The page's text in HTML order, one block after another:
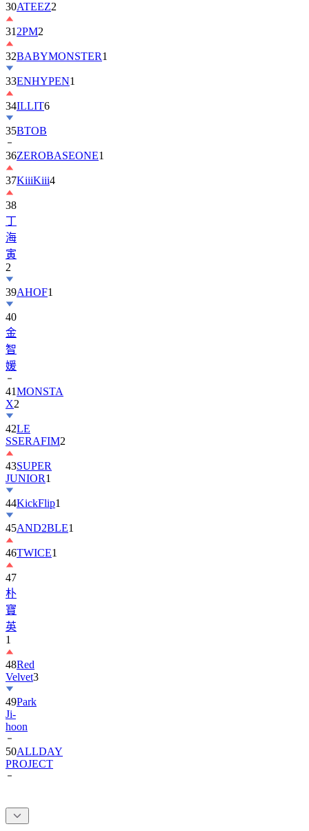
30ATEEZ2
31 2PM2
32BABYMONSTER1
33ENHYPEN1
34ILLIT6
35BTOB
36ZEROBASEONE1
37KiiiKiii4
38
丁
海
寅
2
39AHOF1
40
金
智
媛
41MONSTA
X2
42LE
SSERAFIM2
43SUPER
JUNIOR1
44KickFlip1
45AND2BLE1
46TWICE1
47
朴
寶
英
1
48Red
Velvet3
49Park
Ji-
hoon
50ALLDAY
PROJECT